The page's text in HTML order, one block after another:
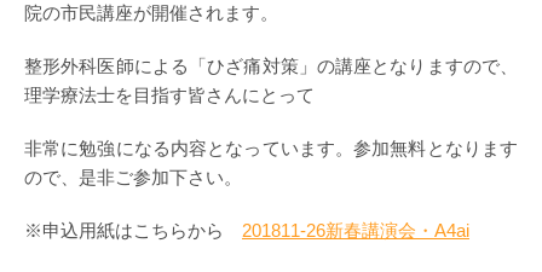
院の市民講座が開催されます。
整形外科医師による「ひざ痛対策」の講座となりますので、
理学療法士を目指す皆さんにとって
非常に勉強になる内容となっています。参加無料となります
ので、是非ご参加下さい。
※申込用紙はこちらから 201811-26新春講演会・A4ai